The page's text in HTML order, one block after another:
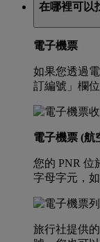
在哪裡可以
電子機票
如果您透過
訂編號」欄
電子機票 (航
您的 PNR 位
字母字元，如
旅行社提供